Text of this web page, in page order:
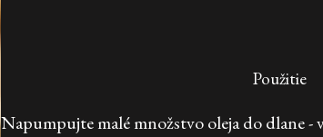
Použitie
Napumpujte malé množstvo oleja do dlane -